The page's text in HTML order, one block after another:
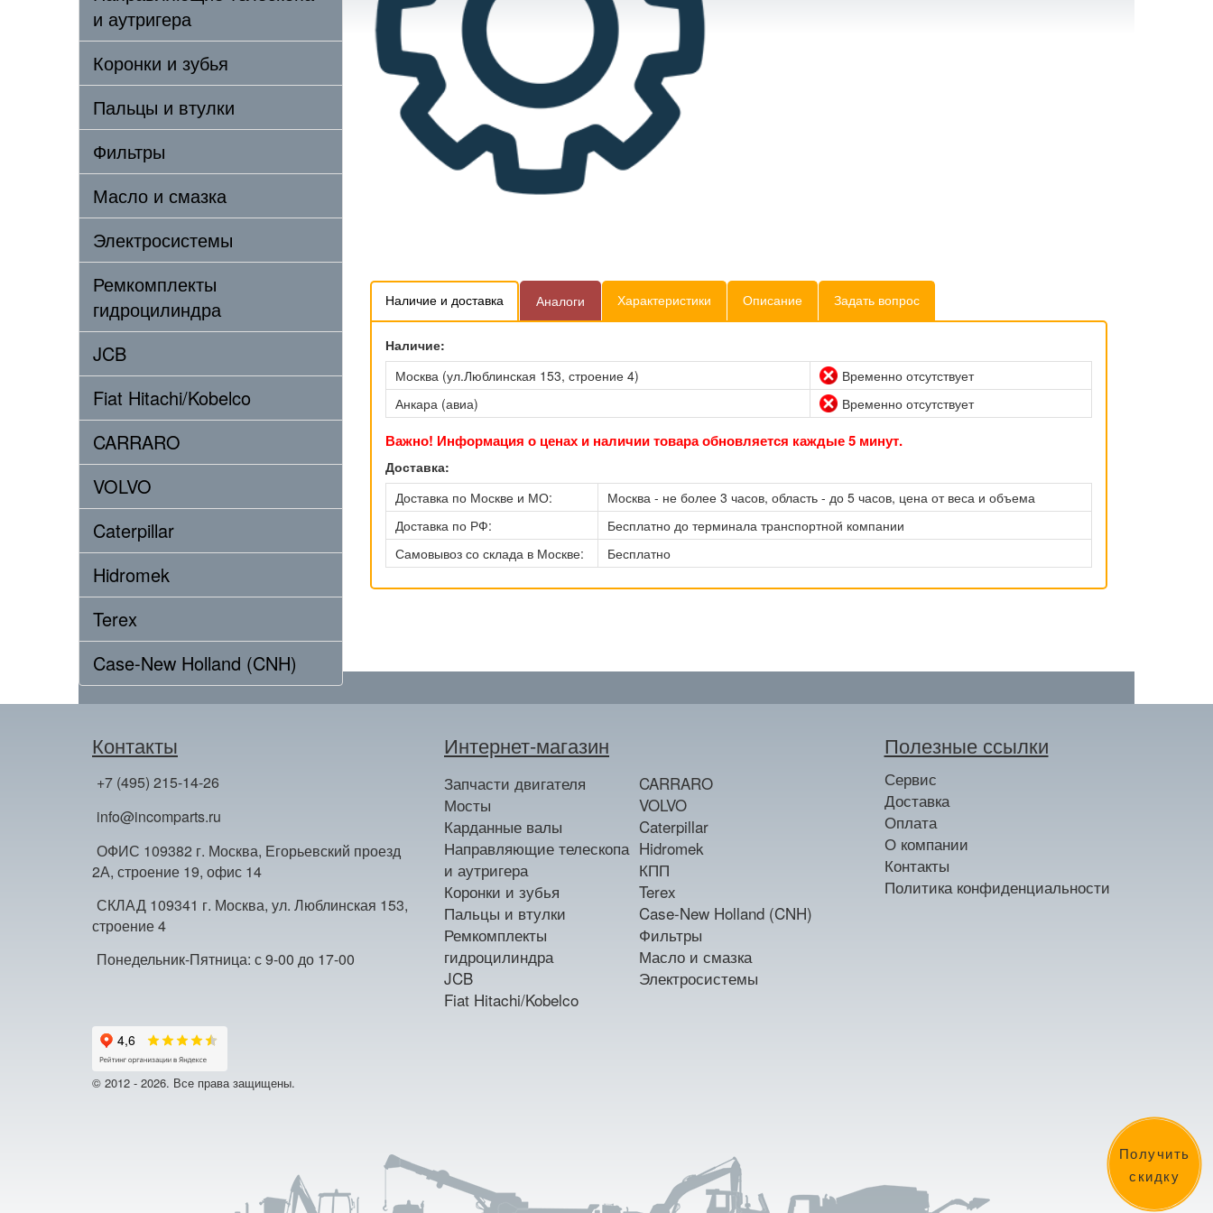
Получить
скидку
и аутригера
Коронки и зубья
Пальцы и втулки
Фильтры
Масло и смазка
Электросистемы
Ремкомплекты
гидроцилиндра
JCB
Fiat Hitachi/Kobelco
CARRARO
VOLVO
Caterpillar
Hidromek
Terex
Case-New Holland (CNH)
Наличие и доставка Аналоги Характеристики Описание Задать вопрос
Наличие:
Москва (ул.Люблинская 153, строение 4)
Временно отсутствует
Анкара (авиа)
Временно отсутствует
Важно! Информация о ценах и наличии товара обновляется каждые 5 минут.
Доставка:
Доставка по Москве и МО:
Москва - не более 3 часов, область - до 5 часов, цена от веса и объема
Доставка по РФ:
Бесплатно до терминала транспортной компании
Самовывоз со склада в Москве:
Бесплатно
Контакты
+7 (495) 215-14-26
info@incomparts.ru
ОФИС 109382 г. Москва, Егорьевский проезд
2А, строение 19, офис 14
СКЛАД 109341 г. Москва, ул. Люблинская 153,
строение 4
Понедельник-Пятница: с 9-00 до 17-00
Интернет-магазин
Запчасти двигателя
Мосты
Карданные валы
Направляющие телескопа
и аутригера
Коронки и зубья
Пальцы и втулки
Ремкомплекты
гидроцилиндра
JCB
Fiat Hitachi/Kobelco
CARRARO
VOLVO
Caterpillar
Hidromek
КПП
Terex
Case-New Holland (CNH)
Фильтры
Масло и смазка
Электросистемы
Полезные ссылки
Сервис
Доставка
Оплата
О компании
Контакты
Политика конфиденциальности
© 2012 - 2026. Все права защищены.